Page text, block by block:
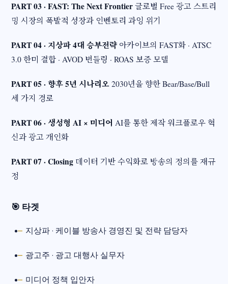
PART 03 · FAST: The Next Frontier 글로벌 Free 광고 스트리
밍 시장의 폭발적 성장과 인벤토리 과잉 위기
PART 04 · 지상파 4대 승부전략 아카이브의 FAST화 · ATSC
3.0 한미 결합 · AVOD 번들링 · ROAS 보증 모델
PART 05 · 향후 5년 시나리오 2030년을 향한 Bear/Base/Bull
세 가지 경로
PART 06 · 생성형 AI × 미디어 AI를 통한 제작 워크플로우 혁
신과 광고 개인화
PART 07 · Closing 데이터 기반 수익화로 방송의 정의를 재규
정
🎯 타겟
지상파 · 케이블 방송사 경영진 및 전략 담당자
광고주 · 광고 대행사 실무자
미디어 정책 입안자